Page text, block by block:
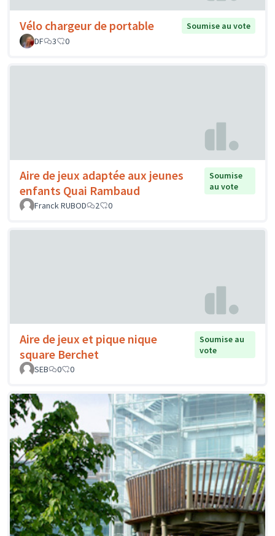
Vélo chargeur de portable
Soumise au vote
DF
3 0
Aire de jeux adaptée aux jeunes
enfants Quai Rambaud
Soumise
au vote
Franck RUBOD
2 0
Aire de jeux et pique nique
square Berchet
Soumise au
vote
SEB
0 0